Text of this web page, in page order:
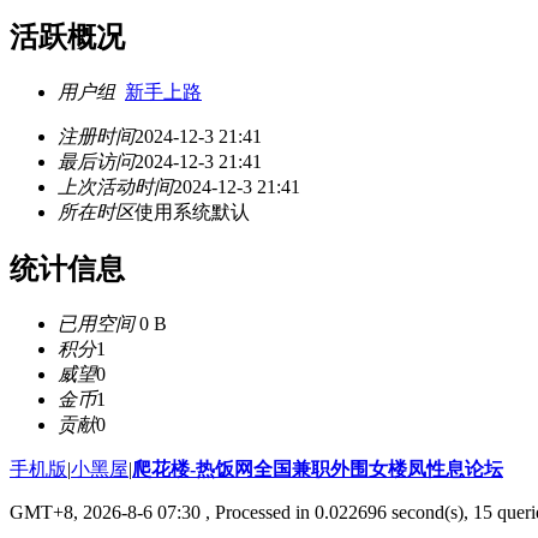
活跃概况
用户组 新手上路
注册时间2024-12-3 21:41
最后访问2024-12-3 21:41
上次活动时间2024-12-3 21:41
所在时区使用系统默认
统计信息
已用空间0 B
积分1
威望0
金币1
贡献0
手机版|小黑屋|爬花楼-热饭网全国兼职外围女楼凤性息论坛
GMT+8, 2026-8-6 07:30 , Processed in 0.022696 second(s), 15